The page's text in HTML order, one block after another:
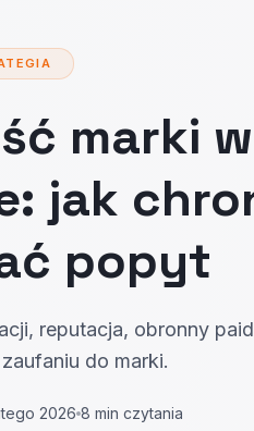
marki w
jak
popyt
reputacja, obronny
do marki.
2026 8 min czytania